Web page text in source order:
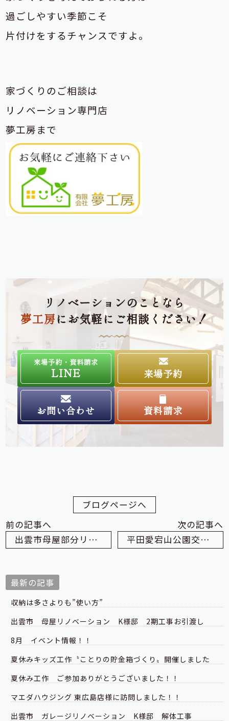
過ごしやすい季節こそ
片付けをするチャンスですよ。
家づくりのご相談は
リノベーション専門店
夢工房まで
リノベーションのことなら
夢工房にお気軽にご相談ください！
来場予約・資料請求
LINE 来場予約
お問い合わせ 資料請求
ブログページへ
前の記事へ
出雲市母屋部分リノベーションＫ様邸 その後の経過
次の記事へ
平田愛宕山公園交流駅伝大会が開催されました
最新の記事
収納は多さよりも”使い方”
出雲市 母屋リノベーション K様邸 2期工事お引渡し
8月 イベント情報！！
夏休みキッズ工作〝ことりの貯金箱づくり〟開催しました
夏休み工作 ご参加ありがとうございました！！
マエダハウジング 東広島店様に訪問しました！！
出雲市 ガレージリノベーション K様邸 解体工事